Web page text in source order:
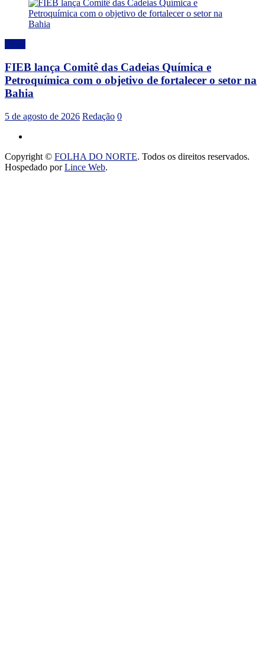
FIEB lança Comitê das Cadeias Química e
Petroquímica com o objetivo de fortalecer o setor na
Bahia
5 de agosto de 2026 Redação 0
Copyright © FOLHA DO NORTE. Todos os direitos reservados.
Hospedado porLince Web.